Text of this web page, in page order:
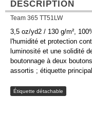
DESCRIPTION
Team 365 TT51LW
3,5 oz/yd2 / 130 g/m²,
l'humidité et protection
luminosité et une solidité
boutonnage à deux
assortis ; étiquette
Étiquette détachable